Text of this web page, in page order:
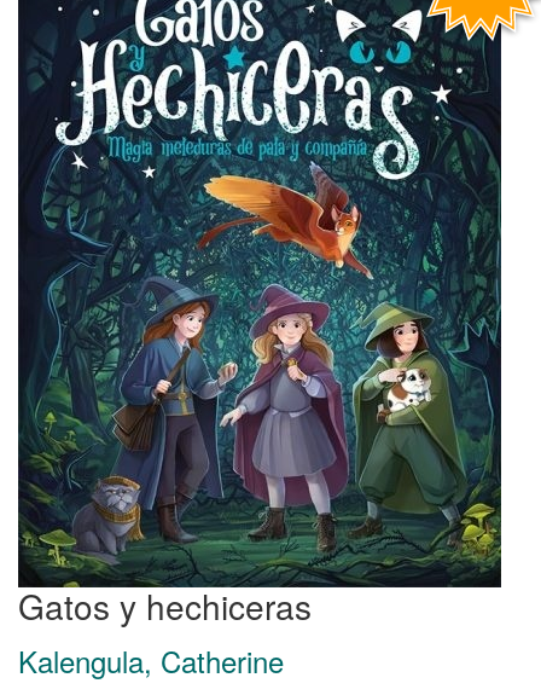
Gatos y hechiceras
Kalengula, Catherine